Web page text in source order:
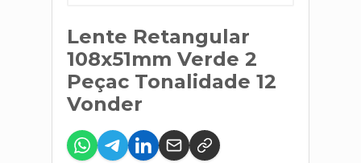
Lente Retangular
108x51mm Verde 2
Peçac Tonalidade 12
Vonder